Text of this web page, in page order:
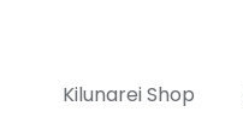
Kilunarei Shop